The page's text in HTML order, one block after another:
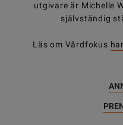
utgivare är Michelle
självständig
Läs om Vårdfokus